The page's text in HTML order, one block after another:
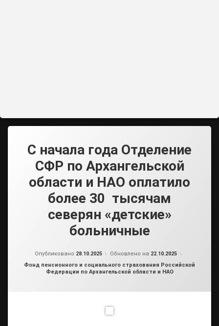
С начала года Отделение
СФР по Архангельской
области и НАО оплатило
более 30 тысячам
северян «детские»
больничные
Опубликовано 28.10.2025 Обновлено на 22.10.2025
Рубрики:
Фонд пенсионного и социального страхования Российской
Федерации по Архангельской области и НАО